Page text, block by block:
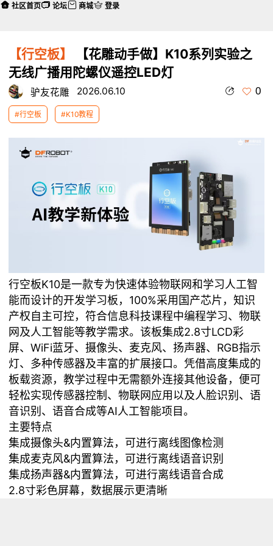
【行空板】
【花雕动手做】K10系列实验之
无线广播用陀螺仪遥控LED灯
驴友花雕 2026.06.10 0
#行空板 #K10教程
行空板K10是一款专为快速体验物联网和学习人工智
能而设计的开发学习板，100%采用国产芯片，知识
产权自主可控，符合信息科技课程中编程学习、物联
网及人工智能等教学需求。该板集成2.8寸LCD彩
屏、WiFi蓝牙、摄像头、麦克风、扬声器、RGB指示
灯、多种传感器及丰富的扩展接口。凭借高度集成的
板载资源，教学过程中无需额外连接其他设备，便可
轻松实现传感器控制、物联网应用以及人脸识别、语
音识别、语音合成等AI人工智能项目。
主要特点
集成摄像头&内置算法，可进行离线图像检测
集成麦克风&内置算法，可进行离线语音识别
集成扬声器&内置算法，可进行离线语音合成
2.8寸彩色屏幕，数据展示更清晰
社区首页 论坛 商城 登录